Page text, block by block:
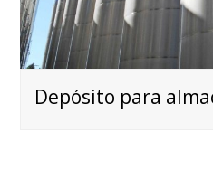
Depósito para